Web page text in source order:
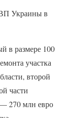
Украины в
в размере 100
участка
второй
части
— 270 млн евро